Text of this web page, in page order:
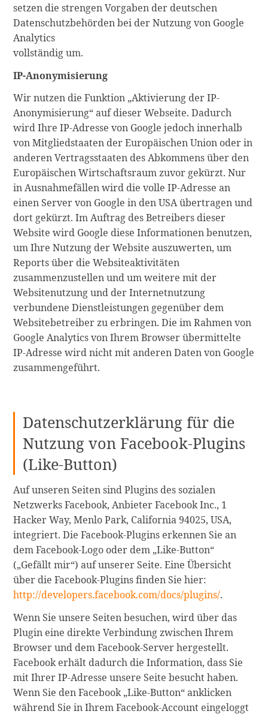
setzen die strengen Vorgaben der deutschen
Datenschutzbehörden bei der Nutzung von Google
Analytics
vollständig um.
IP-Anonymisierung
Wir nutzen die Funktion „Aktivierung der IP-
Anonymisierung“ auf dieser Webseite. Dadurch
wird Ihre IP-Adresse von Google jedoch innerhalb
von Mitgliedstaaten der Europäischen Union oder in
anderen Vertragsstaaten des Abkommens über den
Europäischen Wirtschaftsraum zuvor gekürzt. Nur
in Ausnahmefällen wird die volle IP-Adresse an
einen Server von Google in den USA übertragen und
dort gekürzt. Im Auftrag des Betreibers dieser
Website wird Google diese Informationen benutzen,
um Ihre Nutzung der Website auszuwerten, um
Reports über die Websiteaktivitäten
zusammenzustellen und um weitere mit der
Websitenutzung und der Internetnutzung
verbundene Dienstleistungen gegenüber dem
Websitebetreiber zu erbringen. Die im Rahmen von
Google Analytics von Ihrem Browser übermittelte
IP-Adresse wird nicht mit anderen Daten von Google
zusammengeführt.
Datenschutzerklärung für die
Nutzung von Facebook-Plugins
(Like-Button)
Auf unseren Seiten sind Plugins des sozialen
Netzwerks Facebook, Anbieter Facebook Inc., 1
Hacker Way, Menlo Park, California 94025, USA,
integriert. Die Facebook-Plugins erkennen Sie an
dem Facebook-Logo oder dem „Like-Button“
(„Gefällt mir“) auf unserer Seite. Eine Übersicht
über die Facebook-Plugins finden Sie hier:
http://developers.facebook.com/docs/plugins/.
Wenn Sie unsere Seiten besuchen, wird über das
Plugin eine direkte Verbindung zwischen Ihrem
Browser und dem Facebook-Server hergestellt.
Facebook erhält dadurch die Information, dass Sie
mit Ihrer IP-Adresse unsere Seite besucht haben.
Wenn Sie den Facebook „Like-Button“ anklicken
während Sie in Ihrem Facebook-Account eingeloggt